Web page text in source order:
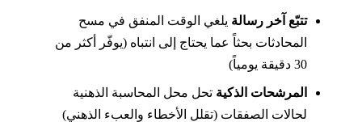
تتبّع آخر رسالةيلغي الوقت المنفق في مسح
المحادثات بحثاً عما يحتاج إلى انتباه (يوفّر أكثر من
المرشحات الذكيةتحل محل المحاسبة الذهنية
لحالات الصفقات (تقلل الأخطاء والعبء الذهني)